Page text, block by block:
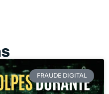
FRAUDE DIGITAL